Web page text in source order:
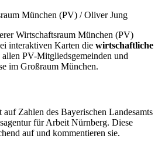
München (PV) / Oliver Jung
Wirtschaftsraum München (PV)
interaktiven Karten die wirtschaftliche
allen PV-Mitgliedsgemeinden und
im Großraum München.
Zahlen des Bayerischen Landesamts
für Arbeit Nürnberg. Diese
auf und kommentieren sie.